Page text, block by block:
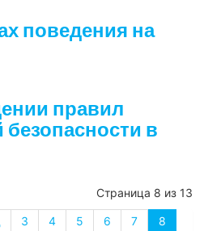
поведения на
правил
в
Страница 8 из 13
3 4 5 6 7
8